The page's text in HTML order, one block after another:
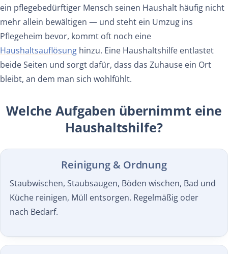
ein pflegebedürftiger Mensch seinen Haushalt häufig nicht
mehr allein bewältigen — und steht ein Umzug ins
Pflegeheim bevor, kommt oft noch eine
Haushaltsauflösung hinzu. Eine Haushaltshilfe entlastet
beide Seiten und sorgt dafür, dass das Zuhause ein Ort
bleibt, an dem man sich wohlfühlt.
Welche Aufgaben übernimmt eine
Haushaltshilfe?
Reinigung & Ordnung
Staubwischen, Staubsaugen, Böden wischen, Bad und
Küche reinigen, Müll entsorgen. Regelmäßig oder
nach Bedarf.